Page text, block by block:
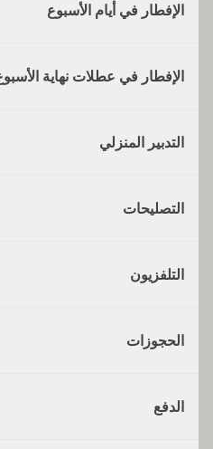
الإفطار في أيام الأسبوع
الإفطار في عطلات نهاية
التدبير المنزلي
التصليحات
التلفزيون
الحجوزات
الدفع